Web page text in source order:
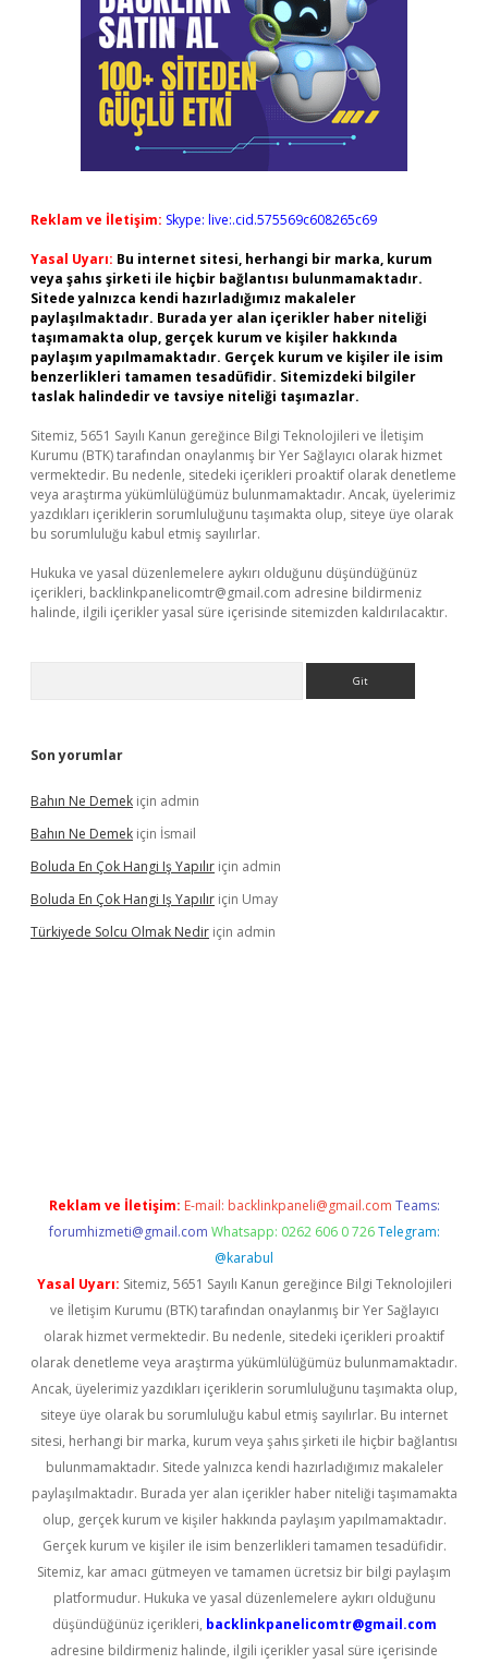
Reklam ve İletişim: Skype: live:.cid.575569c608265c69
Yasal Uyarı: Bu internet sitesi, herhangi bir marka, kurum
veya şahıs şirketi ile hiçbir bağlantısı bulunmamaktadır.
Sitede yalnızca kendi hazırladığımız makaleler
paylaşılmaktadır. Burada yer alan içerikler haber niteliği
taşımamakta olup, gerçek kurum ve kişiler hakkında
paylaşım yapılmamaktadır. Gerçek kurum ve kişiler ile isim
benzerlikleri tamamen tesadüfidir. Sitemizdeki bilgiler
taslak halindedir ve tavsiye niteliği taşımazlar.
Sitemiz, 5651 Sayılı Kanun gereğince Bilgi Teknolojileri ve İletişim
Kurumu (BTK) tarafından onaylanmış bir Yer Sağlayıcı olarak hizmet
vermektedir. Bu nedenle, sitedeki içerikleri proaktif olarak denetleme
veya araştırma yükümlülüğümüz bulunmamaktadır. Ancak, üyelerimiz
yazdıkları içeriklerin sorumluluğunu taşımakta olup, siteye üye olarak
bu sorumluluğu kabul etmiş sayılırlar.
Hukuka ve yasal düzenlemelere aykırı olduğunu düşündüğünüz
içerikleri, backlinkpanelicomtr@gmail.com adresine bildirmeniz
halinde, ilgili içerikler yasal süre içerisinde sitemizden kaldırılacaktır.
Son yorumlar
Bahın Ne Demek için admin
Bahın Ne Demek için İsmail
Boluda En Çok Hangi Iş Yapılır için admin
Boluda En Çok Hangi Iş Yapılır için Umay
Türkiyede Solcu Olmak Nedir için admin
Reklam ve İletişim: E-mail: backlinkpaneli@gmail.com Teams:
forumhizmeti@gmail.com Whatsapp: 0262 606 0 726 Telegram:
@karabul
Yasal Uyarı: Sitemiz, 5651 Sayılı Kanun gereğince Bilgi Teknolojileri
ve İletişim Kurumu (BTK) tarafından onaylanmış bir Yer Sağlayıcı
olarak hizmet vermektedir. Bu nedenle, sitedeki içerikleri proaktif
olarak denetleme veya araştırma yükümlülüğümüz bulunmamaktadır.
Ancak, üyelerimiz yazdıkları içeriklerin sorumluluğunu taşımakta olup,
siteye üye olarak bu sorumluluğu kabul etmiş sayılırlar. Bu internet
sitesi, herhangi bir marka, kurum veya şahıs şirketi ile hiçbir bağlantısı
bulunmamaktadır. Sitede yalnızca kendi hazırladığımız makaleler
paylaşılmaktadır. Burada yer alan içerikler haber niteliği taşımamakta
olup, gerçek kurum ve kişiler hakkında paylaşım yapılmamaktadır.
Gerçek kurum ve kişiler ile isim benzerlikleri tamamen tesadüfidir.
Sitemiz, kar amacı gütmeyen ve tamamen ücretsiz bir bilgi paylaşım
platformudur. Hukuka ve yasal düzenlemelere aykırı olduğunu
düşündüğünüz içerikleri, backlinkpanelicomtr@gmail.com
adresine bildirmeniz halinde, ilgili içerikler yasal süre içerisinde